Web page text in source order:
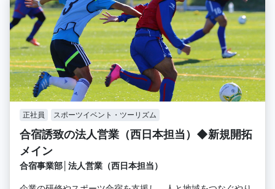
正社員 スポーツイベント・ツーリズム
合宿誘致の法人営業（西日本担当）◆新規開拓
メイン
合宿事業部│法人営業（西日本担当）